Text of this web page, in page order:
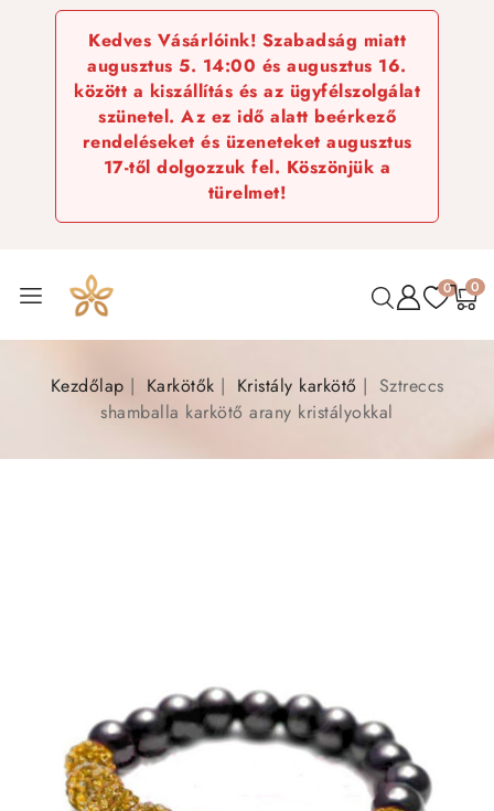
Kedves Vásárlóink! Szabadság miatt
augusztus 5. 14:00 és augusztus 16.
között a kiszállítás és az ügyfélszolgálat
szünetel. Az ez idő alatt beérkező
rendeléseket és üzeneteket augusztus
17-től dolgozzuk fel. Köszönjük a
türelmet!
0 0
Kezdőlap Karkötők Kristály karkötő
Sztreccs
shamballa karkötő arany kristályokkal